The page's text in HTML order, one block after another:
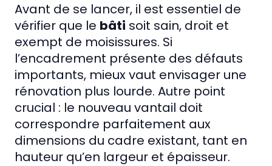
Avant de se lancer, il est essentiel de
vérifier que le bâti soit sain, droit et
exempt de moisissures. Si
l’encadrement présente des défauts
importants, mieux vaut envisager une
rénovation plus lourde. Autre point
crucial : le nouveau vantail doit
correspondre parfaitement aux
dimensions du cadre existant, tant en
hauteur qu’en largeur et épaisseur.